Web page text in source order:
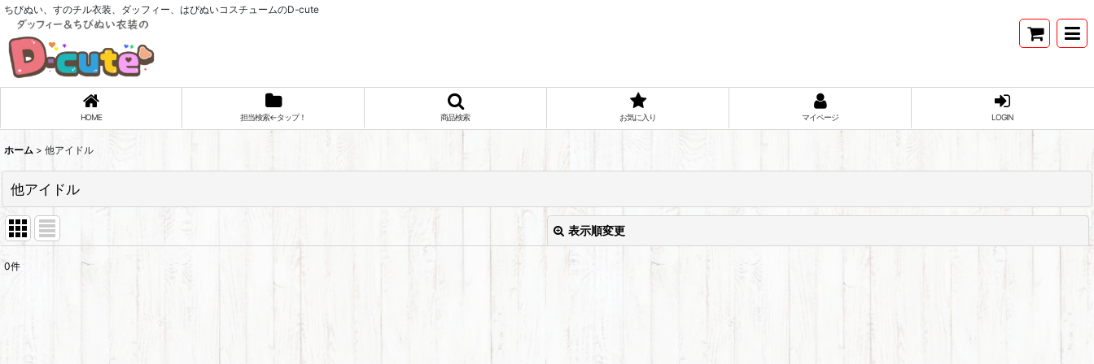
ちびぬい、すのチル衣装、ダッフィー、はぴぬいコスチュームのD-cute
HOME 担当検索←タップ！ 商品検索 お気に入り マイページ LOGIN
ホーム > 他アイドル
他アイドル
表示順変更
0件